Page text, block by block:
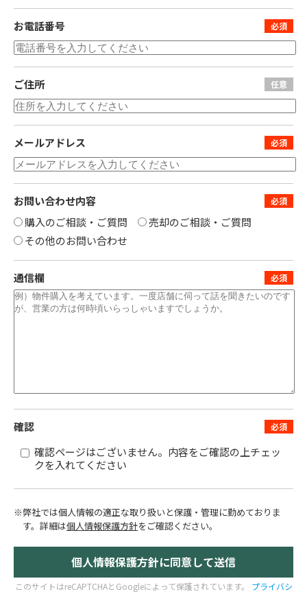
お電話番号
ご住所
メールアドレス
お問い合わせ内容
購入のご相談・ご質問
売却のご相談・ご質問
その他のお問い合わせ
通信欄
確認
確認ページはございません。内容をご確認の上チェッ
クを入れてください
※弊社では個人情報の適正な取り扱いと保護・管理に勤めておりま
す。 詳細は個人情報保護方針をご確認ください。
このサイトはreCAPTCHAとGoogleによって保護されています。
プライバシ